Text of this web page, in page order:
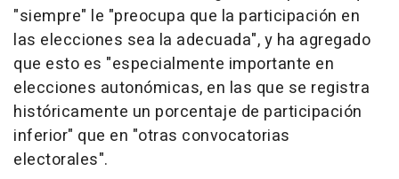
"siempre" le "preocupa que la participación en
las elecciones sea la adecuada", y ha agregado
que esto es "especialmente importante en
elecciones autonómicas, en las que se registra
históricamente un porcentaje de participación
inferior" que en "otras convocatorias
electorales".